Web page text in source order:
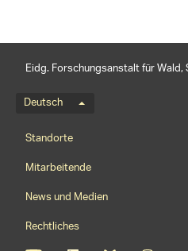
Eidg. Forschungsanstalt für
Sprachmenü
Deutsch
Footernavigation
Standorte
Mitarbeitende
News und Medien
Rechtliches